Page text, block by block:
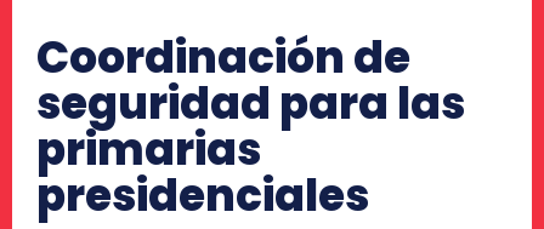
Coordinación de
seguridad para las
primarias
presidenciales